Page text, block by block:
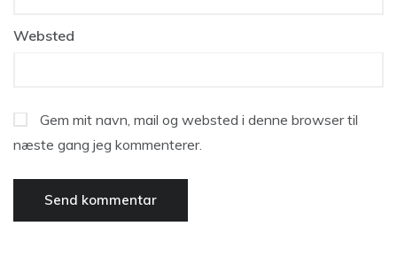
Websted
Gem mit navn, mail og websted i denne browser til
næste gang jeg kommenterer.